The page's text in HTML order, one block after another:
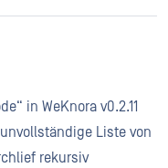
in WeKnora v0.2.11
Liste von
rekursiv